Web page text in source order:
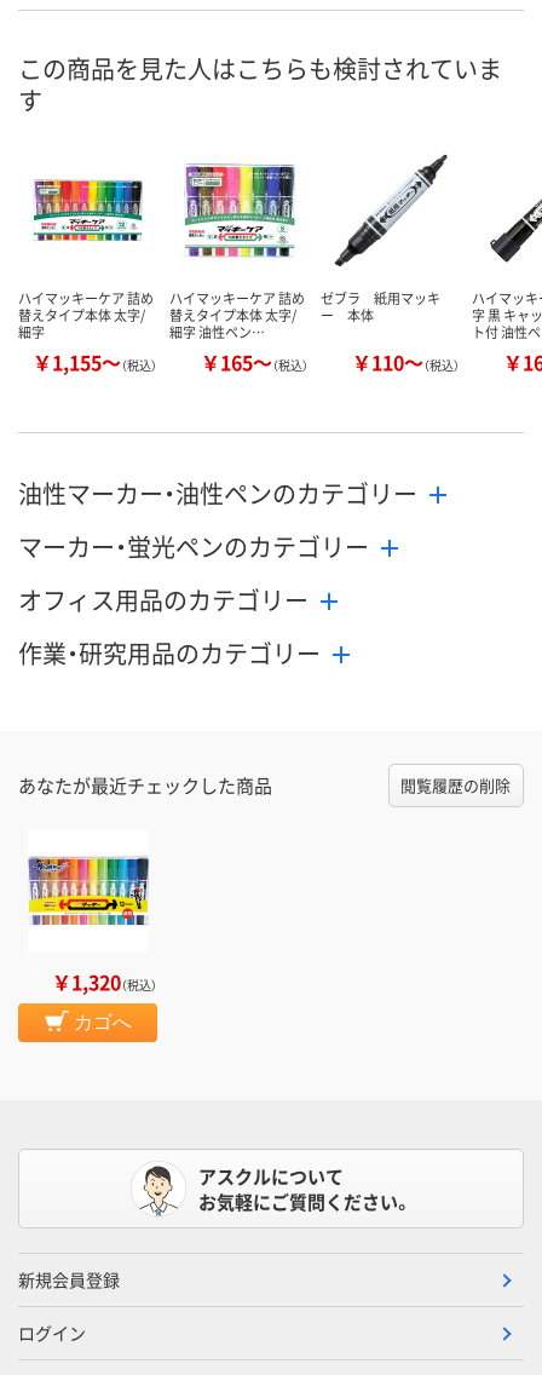
8月12日（水）
この商品を見た人はこちらも検討されていま
す
ハイマッキーケア 詰め
替えタイプ本体 太字/
細字
￥1,155～（税込）
ハイマッキーケア 詰め
替えタイプ本体 太字/
細字 油性ペン…
￥165～（税込）
ゼブラ 紙用マッキ
ー 本体
￥110～（税込）
ハイマッ
字 黒 キャ
ト付 油性
￥
油性マーカー・油性ペンのカテゴリー
マーカー・蛍光ペンのカテゴリー
オフィス用品のカテゴリー
作業・研究用品のカテゴリー
あなたが最近チェックした商品 閲覧履歴の削除
￥1,320（税込）
カゴへ
アスクルについて
お気軽にご質問ください。
新規会員登録
ログイン